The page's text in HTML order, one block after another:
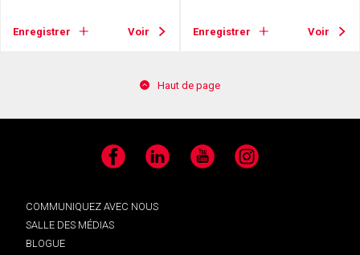
Enregistrer Voir Enregistrer Voir
Haut de page
Facebook LinkedIn YouTube Instagram
COMMUNIQUEZ AVEC NOUS
SALLE DES MÉDIAS
BLOGUE